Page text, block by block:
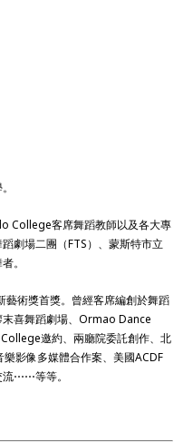
College客席舞蹈教師以及各大專
劇場二團（FTS）、蒙斯特市立
。
術獎首獎。曾經客席編創於舞蹈
喜舞蹈劇場、Ormao Dance
邀約、兩廳院委託創作、北
影像多媒體合作案、美國ACDF
流⋯⋯等等。